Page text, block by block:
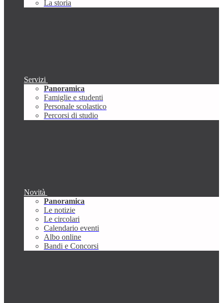
La storia
Servizi
Panoramica
Famiglie e studenti
Personale scolastico
Percorsi di studio
Novità
Panoramica
Le notizie
Le circolari
Calendario eventi
Albo online
Bandi e Concorsi